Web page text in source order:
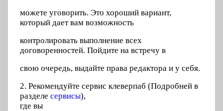
можете уговорить. Это хороший вариант,
который дает вам возможность
контролировать выполнение всех
договоренностей. Пойдите на встречу в
свою очередь, выдайте права редактора и у себя.
2. Рекомендуйте сервис клеверпаб (Подробней в
разделе сервисы),
где вы